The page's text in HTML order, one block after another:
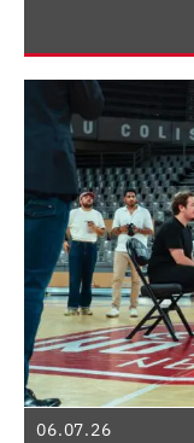
06.07.26